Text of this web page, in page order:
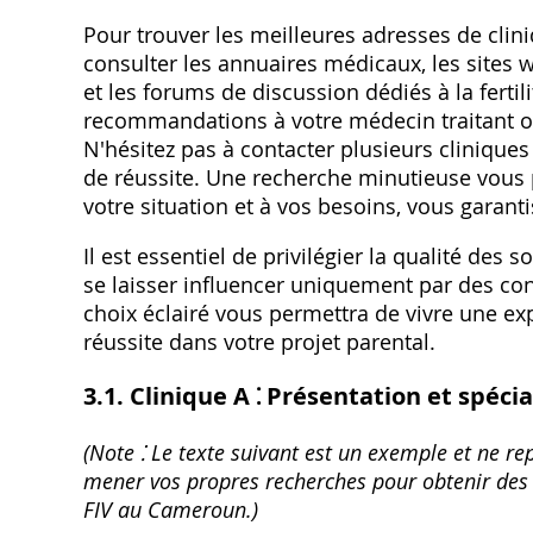
Pour trouver les meilleures adresses de
consulter les annuaires médicaux‚ les sites
et les forums de discussion dédiés à la
recommandations à votre médecin traitant
N'hésitez pas à contacter plusieurs
de réussite. Une recherche minutieuse
votre situation et à vos besoins‚ vous
Il est essentiel de privilégier la qualité des
se laisser influencer uniquement par des
choix éclairé vous permettra de vivre une
réussite dans votre projet parental.
3.1. Clinique A ⁚ Présentation et
(Note ⁚ Le texte suivant est un exemple et ne
mener vos propres recherches pour obtenir
FIV au Cameroun.)